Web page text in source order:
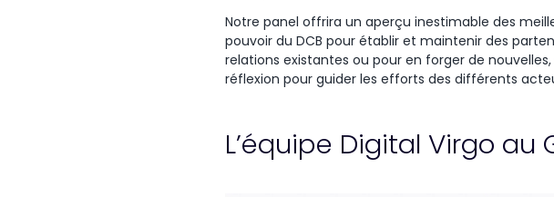
Notre panel offrira un aperçu inestimable des
pouvoir du DCB pour établir et maintenir des
relations existantes ou pour en forger de
réflexion pour guider les efforts des différents
L’équipe Digital Virgo